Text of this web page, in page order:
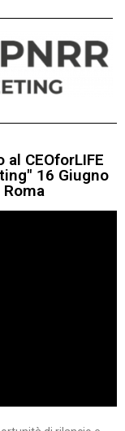
CEOforLIFE
16 Giugno